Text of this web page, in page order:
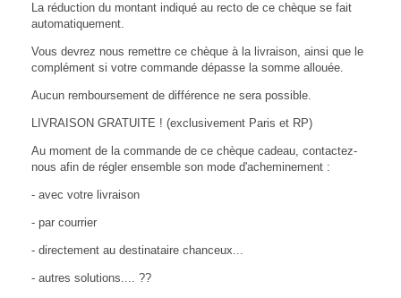
La réduction du montant indiqué au recto de ce chèque se fait
automatiquement.
Vous devrez nous remettre ce chèque à la livraison, ainsi que le
complément si votre commande dépasse la somme allouée.
Aucun remboursement de différence ne sera possible.
LIVRAISON GRATUITE ! (exclusivement Paris et RP)
Au moment de la commande de ce chèque cadeau, contactez-
nous afin de régler ensemble son mode d'acheminement :
- avec votre livraison
- par courrier
- directement au destinataire chanceux...
- autres solutions.... ??